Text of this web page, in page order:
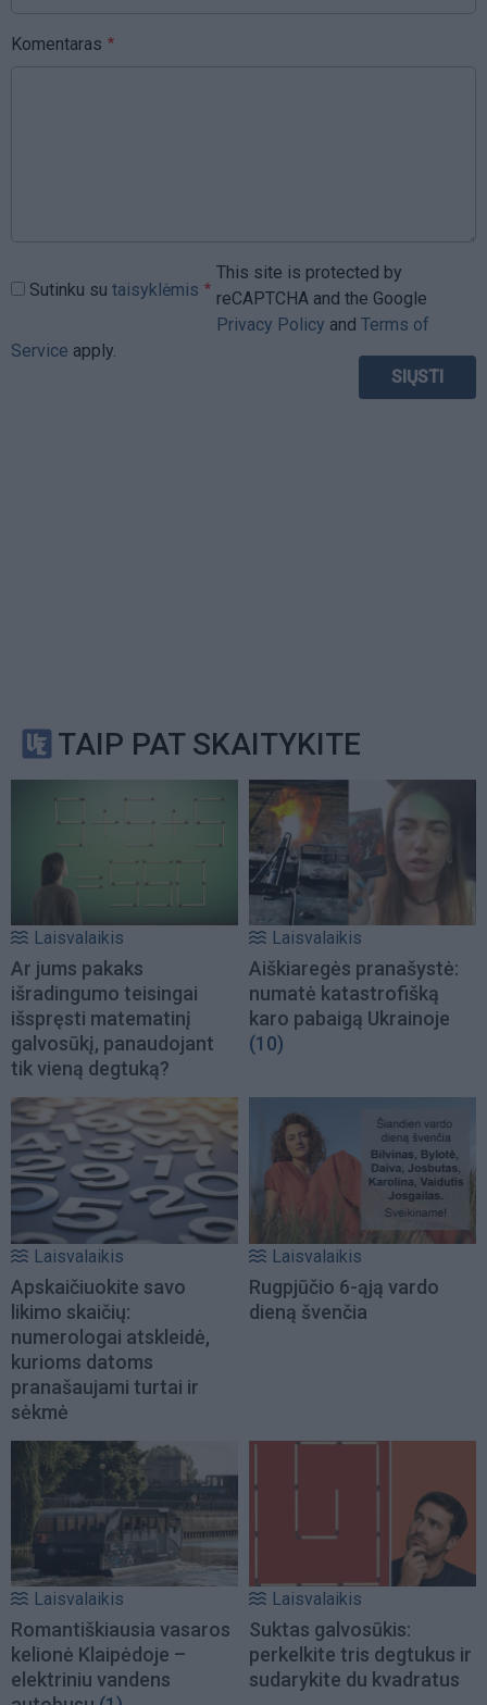
Komentaras
Sutinku su taisyklėmis
This site is protected by
reCAPTCHA and the Google
Privacy Policy and Terms of
Service apply.
TAIP PAT SKAITYKITE
Laisvalaikis
Ar jums pakaks
išradingumo teisingai
išspręsti matematinį
galvosūkį, panaudojant
tik vieną degtuką?
Laisvalaikis
Aiškiaregės pranašystė:
numatė katastrofišką
karo pabaigą Ukrainoje
(10)
Laisvalaikis
Apskaičiuokite savo
likimo skaičių:
numerologai atskleidė,
kurioms datoms
pranašaujami turtai ir
sėkmė
Laisvalaikis
Rugpjūčio 6-ąją vardo
dieną švenčia
Laisvalaikis
Romantiškiausia vasaros
kelionė Klaipėdoje –
elektriniu vandens
Laisvalaikis
Suktas galvosūkis:
perkelkite tris degtukus ir
sudarykite du kvadratus